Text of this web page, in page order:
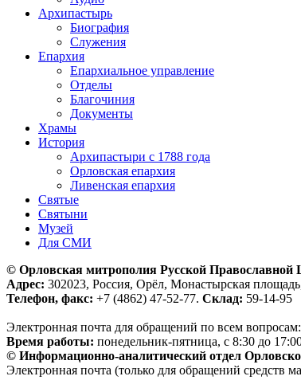
Архипастырь
Биография
Служения
Епархия
Епархиальное управление
Отделы
Благочиния
Документы
Храмы
История
Архипастыри с 1788 года
Орловская епархия
Ливенская епархия
Святые
Святыни
Музей
Для СМИ
© Орловская митрополия Русской Православной
Адрес: 302023, Россия, Орёл, Монастырская
Телефон, факс: +7 (4862) 47-52-77. Склад: 59-14-95
Электронная почта для обращений по всем вопросам:
Время работы: понедельник-пятница, с 8:30 до
© Информационно-аналитический отдел
Электронная почта (только для обращений средств